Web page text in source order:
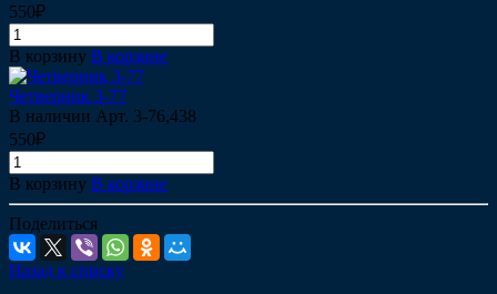
550₽
В корзину В корзине
Четверник 3-77
В наличии Арт. 3-76,438
550₽
В корзину В корзине
Поделиться
Назад к списку